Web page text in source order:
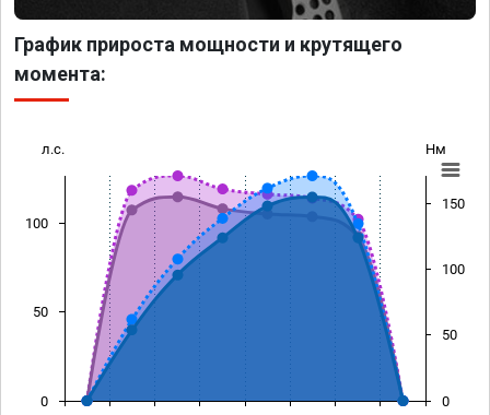
График прироста мощности и крутящего
момента:
л.с. Нм
0
50
100
0
50
100
150